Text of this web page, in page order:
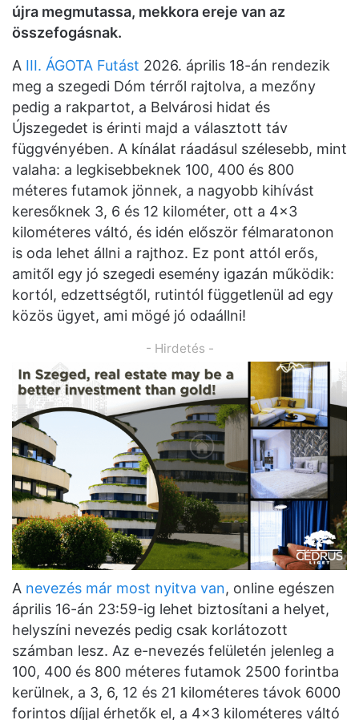
újra megmutassa, mekkora ereje van az
összefogásnak.
A III. ÁGOTA Futást 2026. április 18-án rendezik
meg a szegedi Dóm térről rajtolva, a mezőny
pedig a rakpartot, a Belvárosi hidat és
Újszegedet is érinti majd a választott táv
függvényében. A kínálat ráadásul szélesebb, mint
valaha: a legkisebbeknek 100, 400 és 800
méteres futamok jönnek, a nagyobb kihívást
keresőknek 3, 6 és 12 kilométer, ott a 4×3
kilométeres váltó, és idén először félmaratonon
is oda lehet állni a rajthoz. Ez pont attól erős,
amitől egy jó szegedi esemény igazán működik:
kortól, edzettségtől, rutintól függetlenül ad egy
közös ügyet, ami mögé jó odaállni!
- Hirdetés -
A nevezés már most nyitva van, online egészen
április 16-án 23:59-ig lehet biztosítani a helyet,
helyszíni nevezés pedig csak korlátozott
számban lesz. Az e-nevezés felületén jelenleg a
100, 400 és 800 méteres futamok 2500 forintba
kerülnek, a 3, 6, 12 és 21 kilométeres távok 6000
forintos díjjal érhetők el, a 4×3 kilométeres váltó